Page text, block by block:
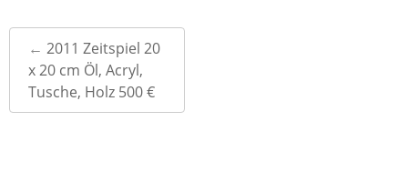
Post
navigation
← 2011 Zeitspiel 20
x 20 cm Öl, Acryl,
Tusche, Holz 500 €